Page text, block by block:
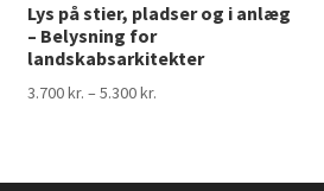
Lys på stier, pladser og i anlæg
– Belysning for
landskabsarkitekter
3.700kr. – 5.300kr.Prisinterval: